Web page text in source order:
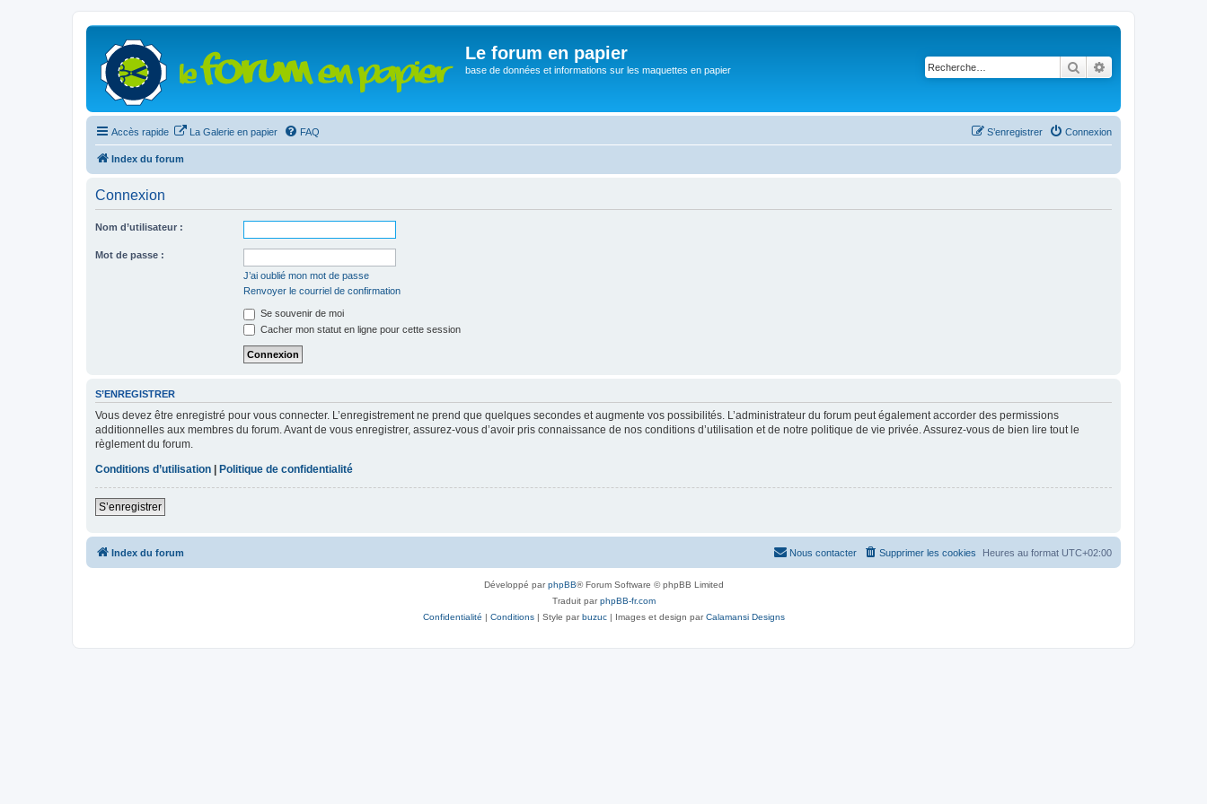
Le forum en papier
base de données et informations sur les maquettes en papier Rechercher
Accès rapide La Galerie en papier FAQ Connexion
S’enregistrer
Index du forum
Connexion
Nom d’utilisateur :
Mot de passe :
J’ai oublié mon mot de passe
Renvoyer le courriel de confirmation
Se souvenir de moi
Cacher mon statut en ligne pour cette session
S’ENREGISTRER
Vous devez être enregistré pour vous connecter. L’enregistrement ne prend que quelques secondes et augmente vos possibilités. L’administrateur du forum peut également accorder des permissions
additionnelles aux membres du forum. Avant de vous enregistrer, assurez-vous d’avoir pris connaissance de nos conditions d’utilisation et de notre politique de vie privée. Assurez-vous de bien lire tout le
règlement du forum.
Conditions d’utilisation | Politique de confidentialité
S’enregistrer
Index du forum Heures au format UTC+02:00
Supprimer les cookies
Nous contacter
Développé parphpBB® Forum Software © phpBB Limited
Traduit parphpBB-fr.com
Confidentialité | Conditions| Style parbuzuc| Images et design parCalamansi Designs